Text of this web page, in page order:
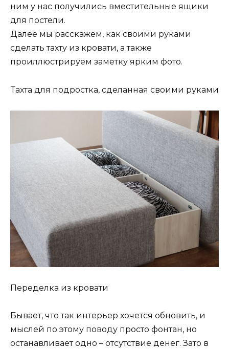
ним у нас получились вместительные ящики
для постели.
Далее мы расскажем, как своими руками
сделать тахту из кровати, а также
проиллюстрируем заметку ярким фото.
Тахта для подростка, сделанная своими руками
Переделка из кровати
Бывает, что так интерьер хочется обновить, и
мыслей по этому поводу просто фонтан, но
останавливает одно – отсутствие денег. Зато в